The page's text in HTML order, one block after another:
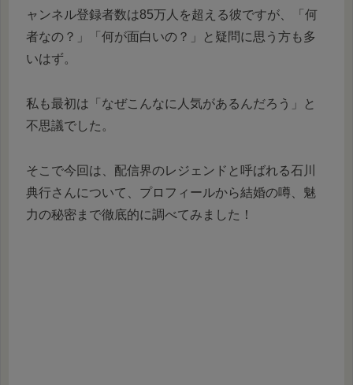
ャンネル登録者数は85万人を超える彼ですが、「何
者なの？」「何が面白いの？」と疑問に思う方も多
いはず。
私も最初は「なぜこんなに人気があるんだろう」と
不思議でした。
そこで今回は、配信界のレジェンドと呼ばれる石川
典行さんについて、プロフィールから結婚の噂、魅
力の秘密まで徹底的に調べてみました！